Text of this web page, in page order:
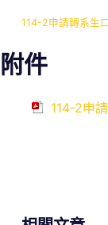
114-2申請轉系生
附件
114-2申